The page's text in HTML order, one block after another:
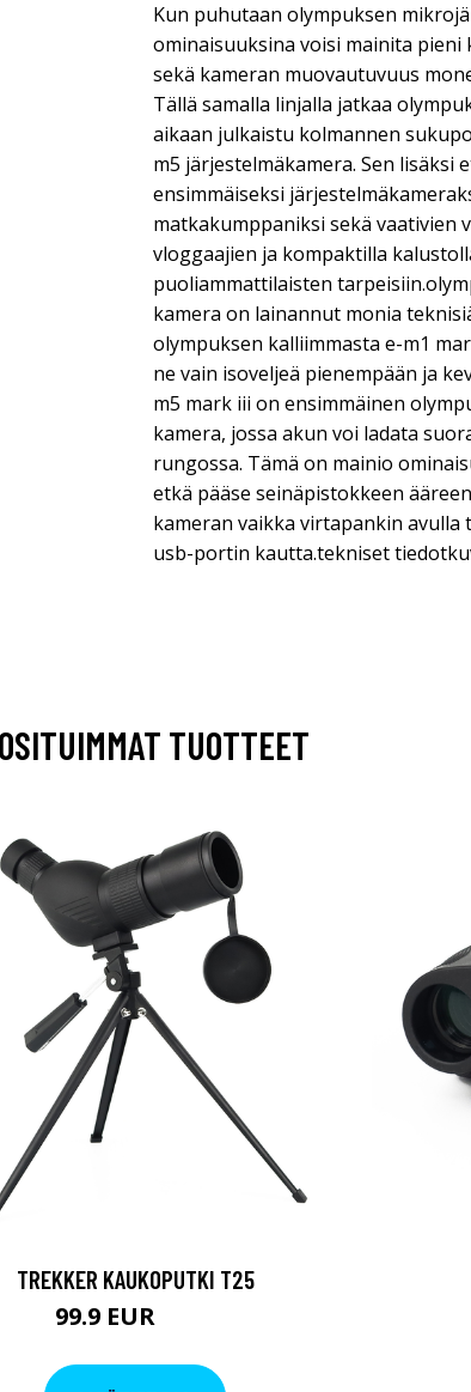
Kun puhutaan olympuksen
ominaisuuksina voisi mainita
sekä kameran muovautuvuus
Tällä samalla linjalla jatkaa
aikaan julkaistu kolmannen
m5 järjestelmäkamera. Sen lisäksi
ensimmäiseksi
matkakumppaniksi sekä vaativien
vloggaajien ja kompaktilla
puoliammattilaisten
kamera on lainannut monia
olympuksen kalliimmasta e-m1
ne vain isoveljeä pienempään ja
m5 mark iii on ensimmäinen
kamera, jossa akun voi ladata
rungossa. Tämä on mainio
etkä pääse seinäpistokkeen
kameran vaikka virtapankin avulla
usb-portin kautta.tekniset
TUOTTEET
TREKKER KAUKOPUTKI T25
99.9 EUR